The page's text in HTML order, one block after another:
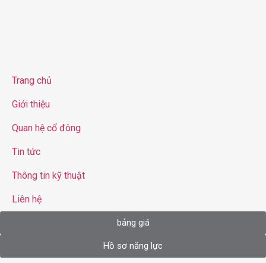
Trang chủ
Giới thiệu
Quan hệ cổ đông
Tin tức
Thông tin kỹ thuật
Liên hệ
bảng giá
Hồ sơ năng lực